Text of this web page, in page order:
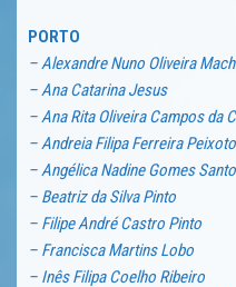
PORTO
– Alexandre Nuno Oliveira
– Ana Catarina Jesus
– Ana Rita Oliveira Campos da
– Andreia Filipa Ferreira Peixoto
– Angélica Nadine Gomes
– Beatriz da Silva Pinto
– Filipe André Castro Pinto
– Francisca Martins Lobo
– Inês Filipa Coelho Ribeiro